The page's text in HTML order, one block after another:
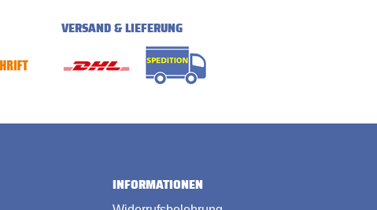
VERSAND & LIEFERUNG
INFORMATIONEN